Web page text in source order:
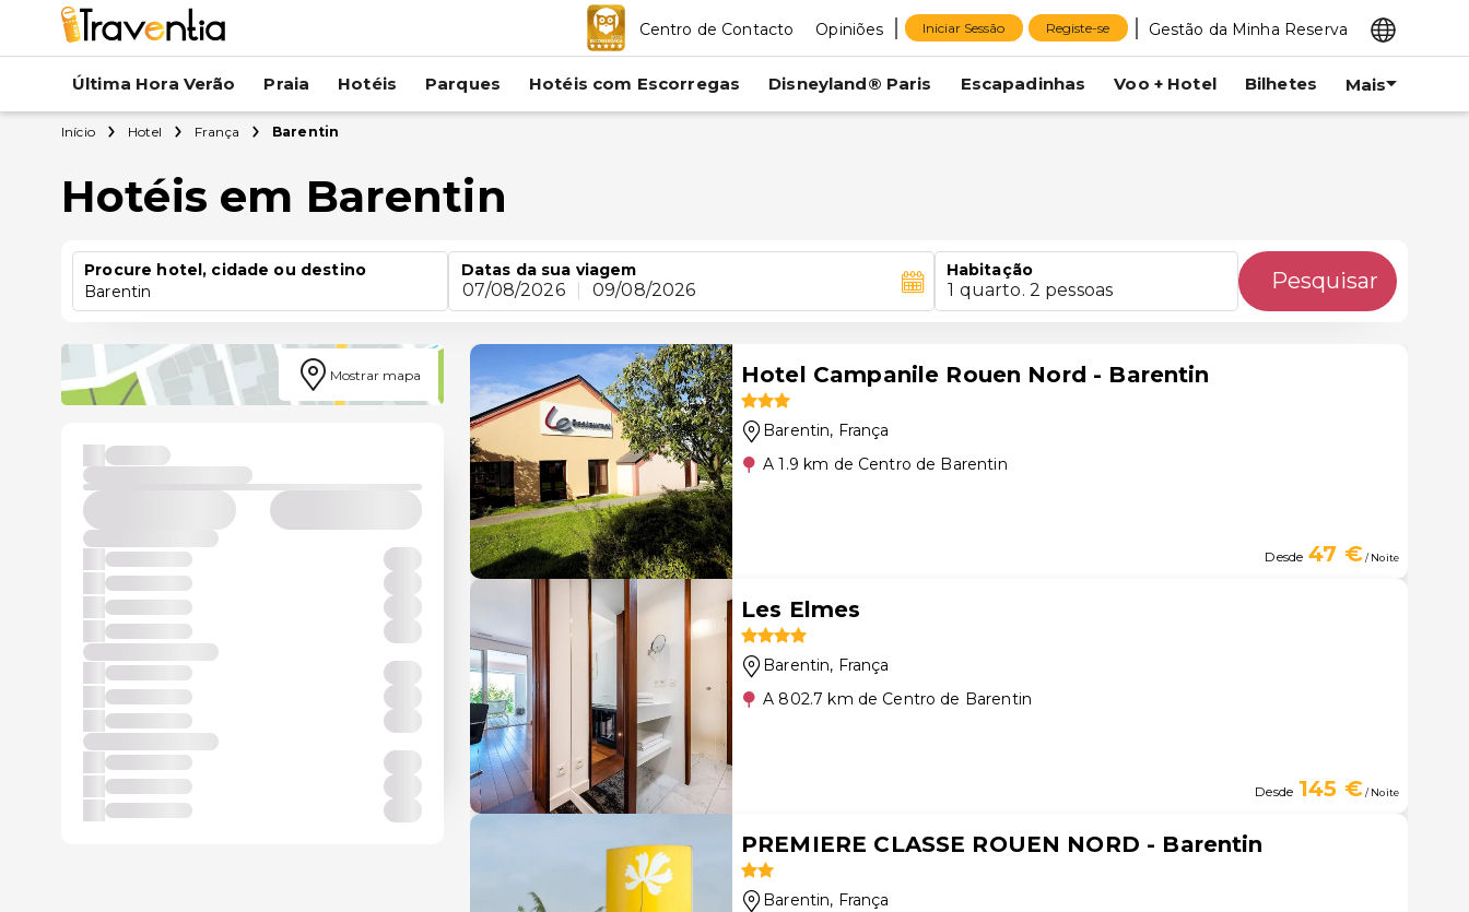
Centro de Contacto Opiniões Iniciar Sessão Registe-se Gestão da Minha Reserva
Última Hora Verão Praia Hotéis Parques Hotéis com Escorregas Disneyland® Paris Escapadinhas Voo + Hotel Bilhetes Mais
Início Hotel França Barentin
Hotéis em Barentin
Procure hotel, cidade ou destino
Barentin
Datas da sua viagem
07/08/2026 09/08/2026
Habitação
1 quarto. 2 pessoas Pesquisar
Mostrar mapa Hotel Campanile Rouen Nord - Barentin
Barentin, França
A 1.9 km de Centro de Barentin
Desde 47 €/ Noite
Les Elmes
Barentin, França
A 802.7 km de Centro de Barentin
Desde 145 €/ Noite
PREMIERE CLASSE ROUEN NORD - Barentin
Barentin, França